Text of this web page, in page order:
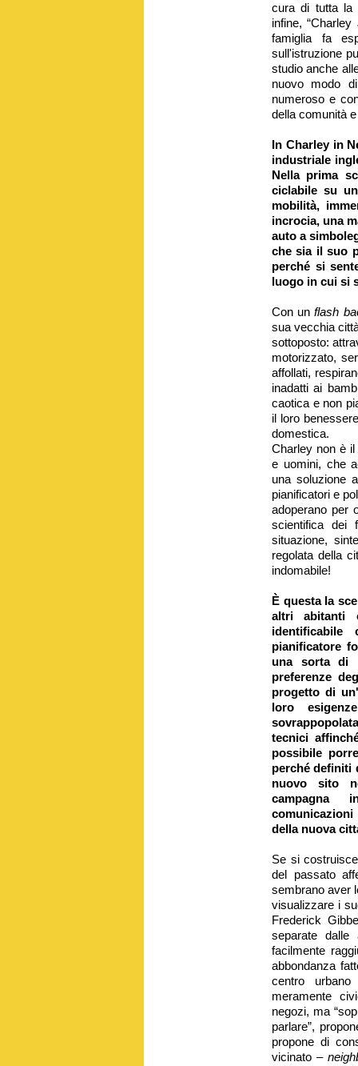
cura di tutta la
infine,
famiglia fa
sull'istruzione
studio anche
nuovo modo
numeroso e
della comunità
In Charley in
industriale
Nella prima
ciclabile su
mobilità,
incrocia, una
auto a
che sia il suo
perché si
luogo in cui si
Con unflash
sua vecchia
sottoposto:
motorizzato,
affollati,
inadatti ai
caotica e non
il loro
domestica.
Charley non è
e uomini, che
una soluzione
pianificatori e
adoperano per
scientifica dei
situazione,
regolata della
indomabile!
È questa la
altri
pianificatore
una sorta di
preferenze
progetto di
loro
tecnici
possibile
perché definiti
nuovo sito
campagna
della nuova
Se si
del passato
sembrano aver
visualizzare i
Frederick
separate dalle
facilmente
abbondanza
centro
meramente
negozi, ma
parlare”,
propone di
vicinato –